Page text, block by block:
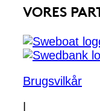
VORES
Brugsvilkår
|